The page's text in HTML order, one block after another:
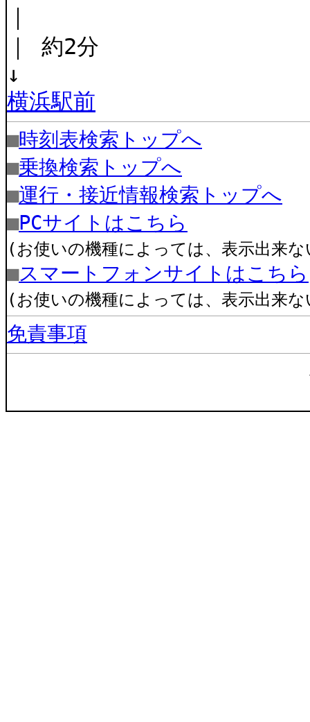
｜ 約2分
↓
横浜駅前
■時刻表検索トップへ
■乗換検索トップへ
■運行・接近情報検索トップへ
■PCサイトはこちら
(お使いの機種によっては、表示出来
■スマートフォンサイトはこちら
(お使いの機種によっては、表示出来
免責事項